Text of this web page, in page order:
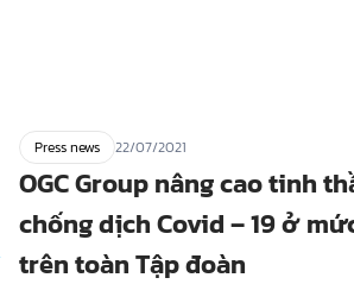
Press news 22/07/2021
OGC Group nâng cao tinh
chống dịch Covid – 19 ở
trên toàn Tập đoàn